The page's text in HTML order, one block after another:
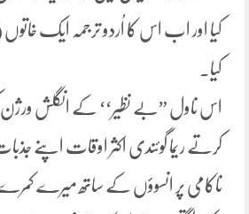
کیا اور اب اس کا اُردو ترجمہ ایک
کیا.
اس ناول ”بے نظیر‘‘ کے انگلش
کرتے ریما گوئندی اکثر اوقات اپنے
ناکامی پر انسوؤں کے ساتھ میرے کمرے